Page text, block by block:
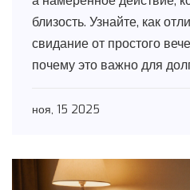
близость. Узнайте, как
свидание от простого
почему это важно для
ноя, 15 2025